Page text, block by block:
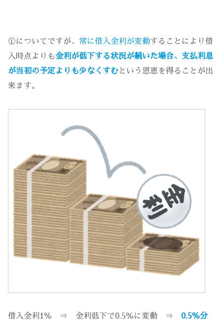
①についてですが、 常に借入金利が変動することにより借
入時点よりも金利が低下する状況が続いた場合、支払利息
が当初の予定よりも少なくすむという恩恵を得ることが出
来ます。
借入金利1％ ⇒ 金利低下で0.5％に変動 ⇒ 0.5％分